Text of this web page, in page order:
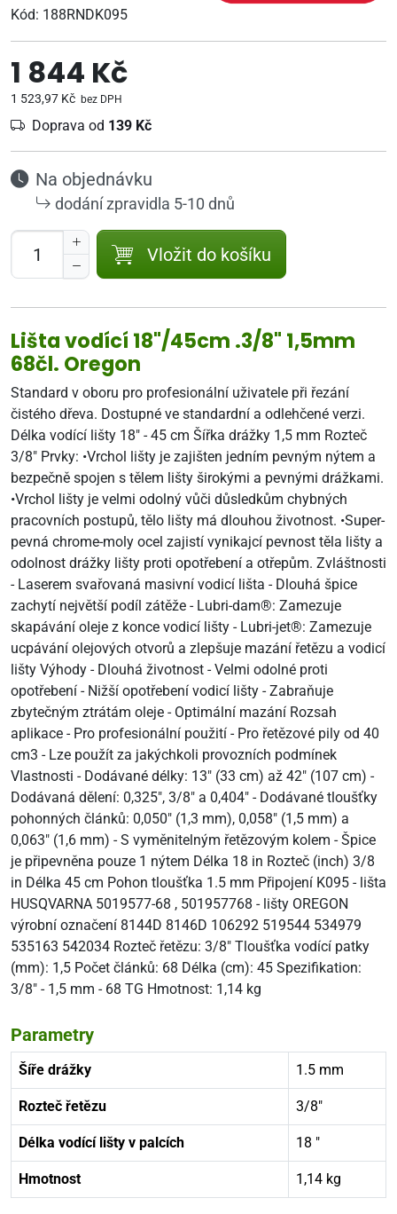
Kód: 188RNDK095
1 844 Kč
1 523,97 Kč bez DPH
Doprava od 139 Kč
Na objednávku
dodání zpravidla 5-10 dnů
Vložit do košíku
Lišta vodící 18"/45cm .3/8" 1,5mm
68čl. Oregon
Standard v oboru pro profesionální uživatele při řezání
čistého dřeva. Dostupné ve standardní a odlehčené verzi.
Délka vodící lišty 18" - 45 cm Šířka drážky 1,5 mm Rozteč
3/8" Prvky: •Vrchol lišty je zajišten jedním pevným nýtem a
bezpečně spojen s tělem lišty širokými a pevnými drážkami.
•Vrchol lišty je velmi odolný vůči důsledkům chybných
pracovních postupů, tělo lišty má dlouhou životnost. •Super-
pevná chrome-moly ocel zajistí vynikajcí pevnost těla lišty a
odolnost drážky lišty proti opotřebení a otřepům. Zvláštnosti
- Laserem svařovaná masivní vodicí lišta - Dlouhá špice
zachytí největší podíl zátěže - Lubri-dam®: Zamezuje
skapávání oleje z konce vodicí lišty - Lubri-jet®: Zamezuje
ucpávání olejových otvorů a zlepšuje mazání řetězu a vodicí
lišty Výhody - Dlouhá životnost - Velmi odolné proti
opotřebení - Nižší opotřebení vodicí lišty - Zabraňuje
zbytečným ztrátám oleje - Optimální mazání Rozsah
aplikace - Pro profesionální použití - Pro řetězové pily od 40
cm3 - Lze použít za jakýchkoli provozních podmínek
Vlastnosti - Dodávané délky: 13" (33 cm) až 42" (107 cm) -
Dodávaná dělení: 0,325", 3/8" a 0,404" - Dodávané tloušťky
pohonných článků: 0,050" (1,3 mm), 0,058" (1,5 mm) a
0,063" (1,6 mm) - S vyměnitelným řetězovým kolem - Špice
je připevněna pouze 1 nýtem Délka 18 in Rozteč (inch) 3/8
in Délka 45 cm Pohon tloušťka 1.5 mm Připojení K095 - lišta
HUSQVARNA 5019577-68 , 501957768 - lišty OREGON
výrobní označení 8144D 8146D 106292 519544 534979
535163 542034 Rozteč řetězu: 3/8" Tloušťka vodící patky
(mm): 1,5 Počet článků: 68 Délka (cm): 45 Spezifikation:
3/8" - 1,5 mm - 68 TG Hmotnost: 1,14 kg
Parametry
Šíře drážky 1.5 mm
Rozteč řetězu 3/8"
Délka vodící lišty v palcích 18 "
Hmotnost 1,14 kg